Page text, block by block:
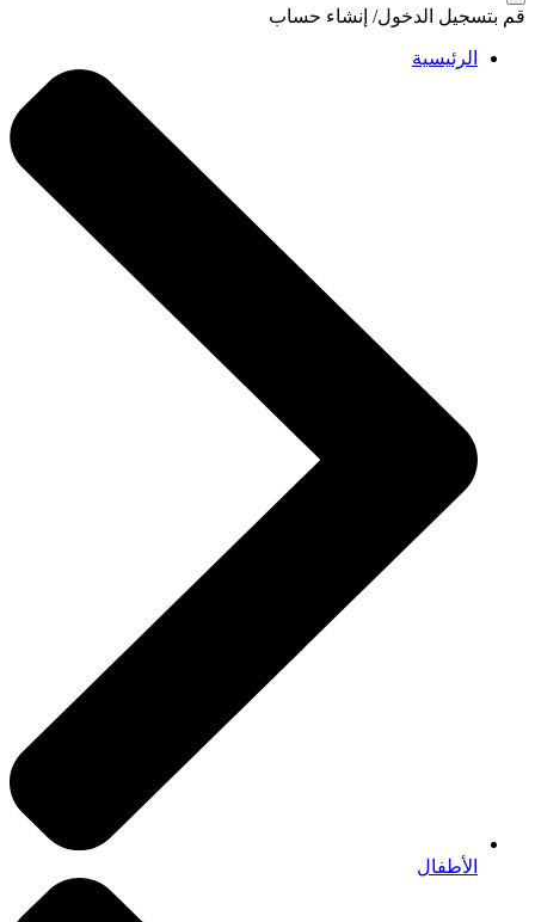
قم بتسجيل الدخول/ إنشاء حساب
الرئيسية
الأطفال